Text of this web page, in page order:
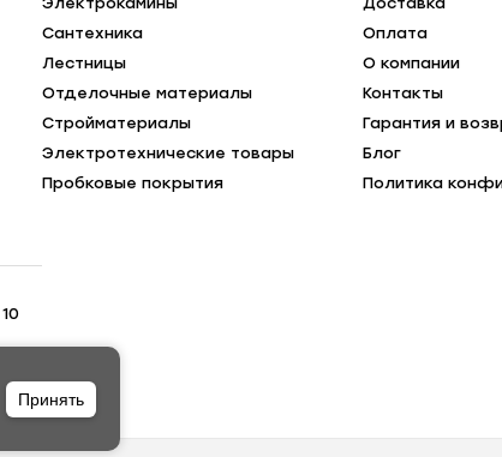
Сантехника
Лестницы
Отделочные материалы
Стройматериалы
Электротехнические товары
Пробковые покрытия
Оплата
О компании
Контакты
Гарантия и
Блог
Политика
Принять